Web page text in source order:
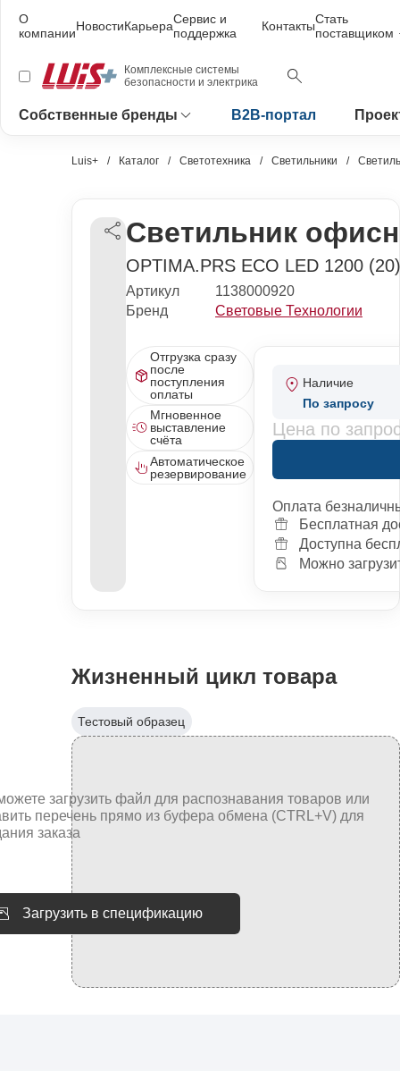
О
компанииНовостиКарьераСервис и
поддержка
КонтактыСтать
поставщиком
Комплексные системы
безопасности и электрика
Собственные бренды B2B-портал
Luis+ Каталог Светотехника Светильники
Светильник
OPTIMA.PRS ECO LED 1200
Артикул
1138000920
Бренд
Световые Технологии
Отгрузка сразу
после
поступления
оплаты
Мгновенное
выставление
счёта
Автоматическое
резервирование
Наличие
По запросу
Цена по
Оплата
Бесплатная
Доступна
Можно
Жизненный цикл товара
Тестовый образец
Загрузить в спецификацию